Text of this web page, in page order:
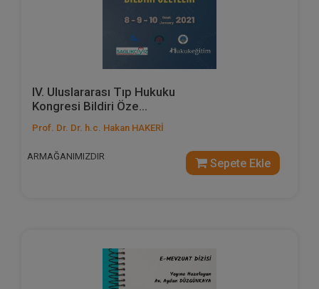
IV. Uluslararası Tıp Hukuku
Kongresi Bildiri Öze...
Prof. Dr. Dr. h.c. Hakan HAKERİ
ARMAĞANIMIZDIR
Sepete Ekle